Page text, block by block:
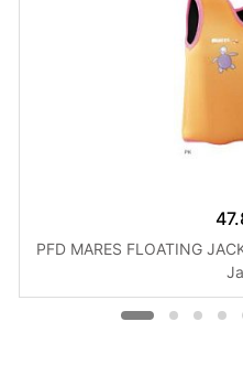
PFD MARES FLOATING